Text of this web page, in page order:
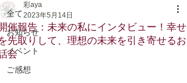
全て
お知らせ
イベント
ご感想
催報告：未来の私にインタビュー！幸せ
先取りして、理想の未来を引き寄せるお
会
彩aya
2023年5月14日